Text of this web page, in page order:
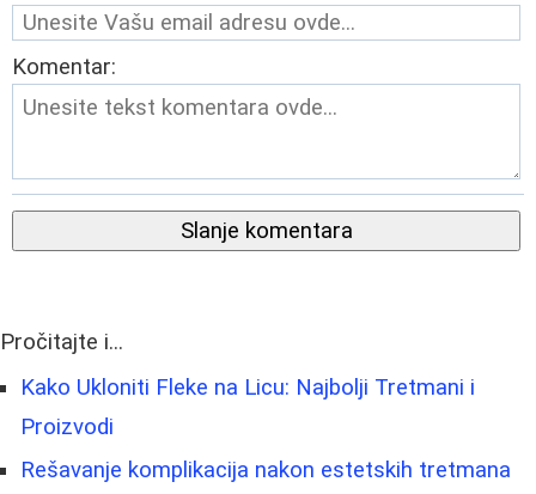
Komentar:
Slanje komentara
Pročitajte i...
Kako Ukloniti Fleke na Licu: Najbolji Tretmani i
Proizvodi
Rešavanje komplikacija nakon estetskih tretmana